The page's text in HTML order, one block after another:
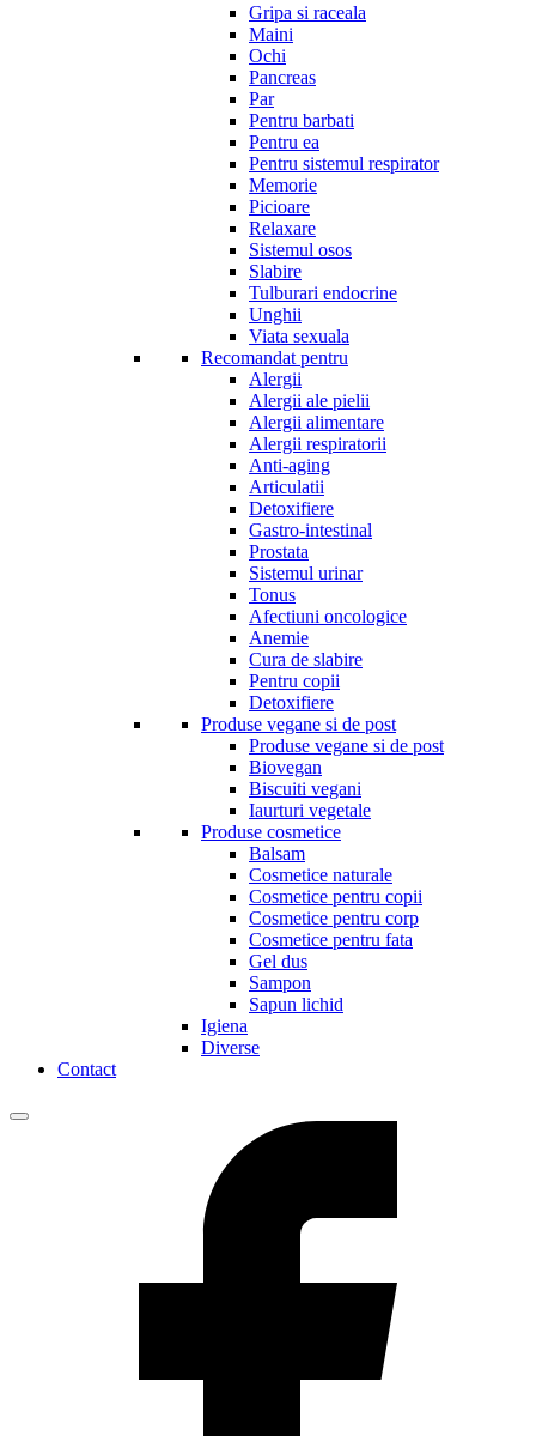
Gripa si raceala
Maini
Ochi
Pancreas
Par
Pentru barbati
Pentru ea
Pentru sistemul respirator
Memorie
Picioare
Relaxare
Sistemul osos
Slabire
Tulburari endocrine
Unghii
Viata sexuala
Recomandat pentru
Alergii
Alergii ale pielii
Alergii alimentare
Alergii respiratorii
Anti-aging
Articulatii
Detoxifiere
Gastro-intestinal
Prostata
Sistemul urinar
Tonus
Afectiuni oncologice
Anemie
Cura de slabire
Pentru copii
Detoxifiere
Produse vegane si de post
Produse vegane si de post
Biovegan
Biscuiti vegani
Iaurturi vegetale
Produse cosmetice
Balsam
Cosmetice naturale
Cosmetice pentru copii
Cosmetice pentru corp
Cosmetice pentru fata
Gel dus
Sampon
Sapun lichid
Igiena
Diverse
Contact